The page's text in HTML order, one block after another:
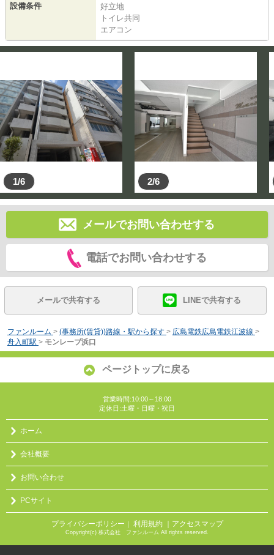
設備条件
好立地
トイレ共同
エアコン
1/6 2/6
メールでお問い合わせする
電話でお問い合わせする
メールで共有する LINEで共有する
ファンルーム > (事務所(賃貸))路線・駅から探す > 広島電鉄広島電鉄江波線 >
舟入町駅 > モンレーブ浜口
ページトップに戻る
営業時間:10:00～18:00
定休日:土曜・日曜・祝日
ホーム
会社概要
お問い合わせ
PCサイト
プライバシーポリシー ｜ 利用規約 ｜アクセスマップ
Copyright(c) 株式会社 ファンルーム All rights reserved.